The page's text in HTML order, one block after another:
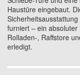
Haustüre eingebaut.
furniert – ein
Rolladen-, Raffstore
erledigt.